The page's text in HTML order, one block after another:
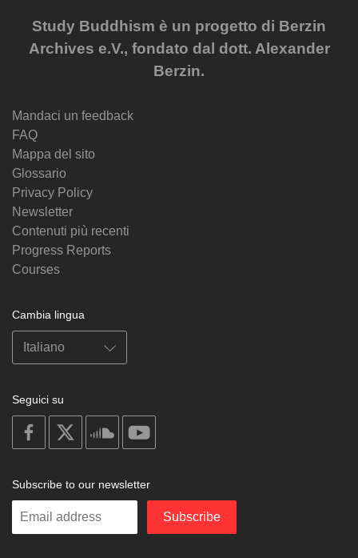
Study Buddhism è un progetto di Berzin
Archives e.V., fondato dal dott. Alexander
Berzin.
Mandaci un feedback
FAQ
Mappa del sito
Glossario
Privacy Policy
Newsletter
Contenuti più recenti
Progress Reports
Courses
Cambia lingua
Seguici su
on
facebook
soundcloud
Subscribe to our newsletter
Enter
Subscribe